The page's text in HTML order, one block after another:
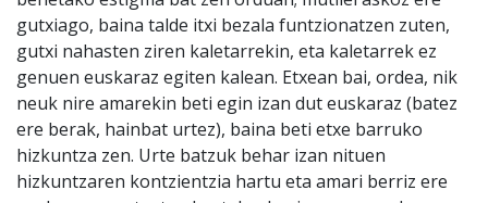
gutxiago, baina talde itxi bezala funtzionatzen zuten,
gutxi nahasten ziren kaletarrekin, eta kaletarrek ez
genuen euskaraz egiten kalean. Etxean bai, ordea, nik
neuk nire amarekin beti egin izan dut euskaraz (batez
ere berak, hainbat urtez), baina beti etxe barruko
hizkuntza zen. Urte batzuk behar izan nituen
hizkuntzaren kontzientzia hartu eta amari berriz ere